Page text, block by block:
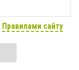
Правилами сайту